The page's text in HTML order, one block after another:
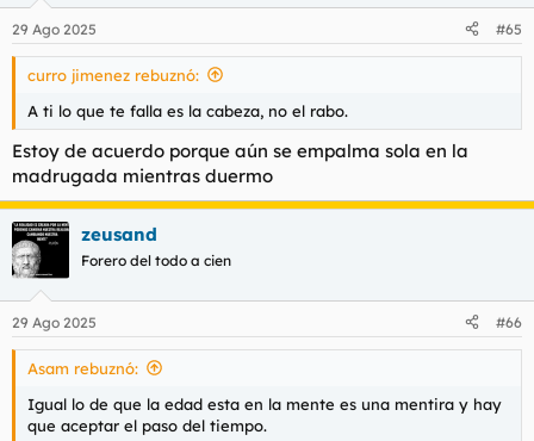
e
s
29 Ago 2025 #65
curro jimenez rebuznó:
A ti lo que te falla es la cabeza, no el rabo.
Estoy de acuerdo porque aún se empalma sola en la
madrugada mientras duermo
zeusand
Forero del todo a cien
29 Ago 2025 #66
Asam rebuznó:
Igual lo de que la edad esta en la mente es una mentira y hay
que aceptar el paso del tiempo.